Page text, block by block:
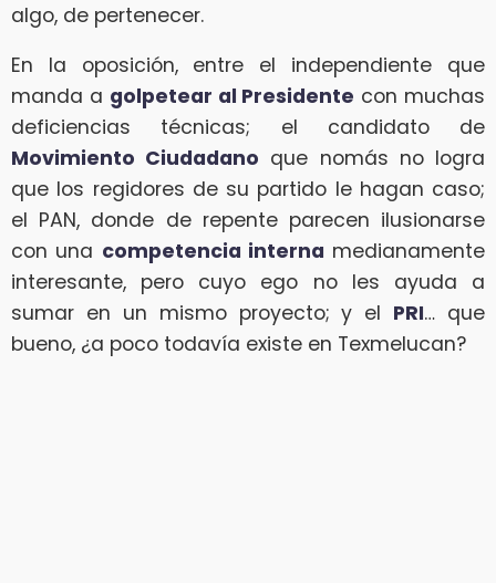
algo, de pertenecer.
En la oposición, entre el independiente que
manda a golpetear al Presidente con muchas
deficiencias técnicas; el candidato de
Movimiento Ciudadano que nomás no logra
que los regidores de su partido le hagan caso;
el PAN, donde de repente parecen ilusionarse
con una competencia interna medianamente
interesante, pero cuyo ego no les ayuda a
sumar en un mismo proyecto; y el PRI… que
bueno, ¿a poco todavía existe en Texmelucan?